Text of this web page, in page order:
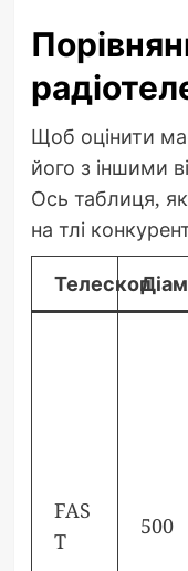
Щоб оцінити
його з іншими
Ось таблиця,
на тлі
Телескоп
FAS
T
500